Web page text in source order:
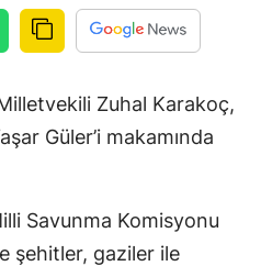
Zuhal Karakoç,
Güler’i makamında
Savunma Komisyonu
şehitler, gaziler ile